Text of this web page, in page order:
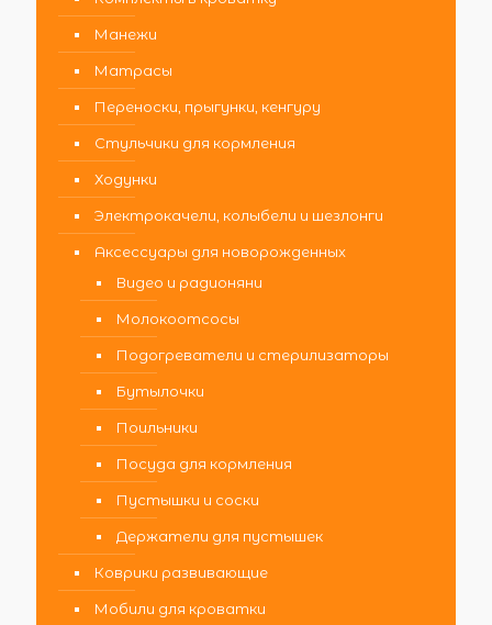
Манежи
Матрасы
Переноски, прыгунки, кенгуру
Стульчики для кормления
Ходунки
Электрокачели, колыбели и шезлонги
Аксессуары для новорожденных
Видео и радионяни
Молокоотсосы
Подогреватели и стерилизаторы
Бутылочки
Поильники
Посуда для кормления
Пустышки и соски
Держатели для пустышек
Коврики развивающие
Мобили для кроватки